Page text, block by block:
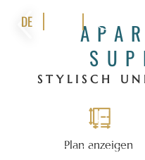
DE
STYLISCH
Plan anzeigen